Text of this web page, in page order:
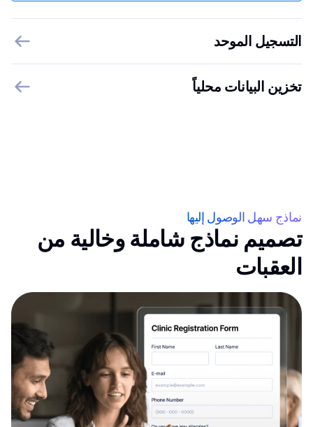
التسجيل الموحد
تخزين البيانات محلياً
نماذج سهل الوصول إليها
تصميم نماذج شاملة وخالية من
العقبات